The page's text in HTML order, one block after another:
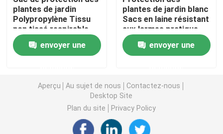
Tissu industriel à usage lourd
Essuie-glaces pour les services alimentaires
Seringues de cuisine jetables
plantes de jardin
Polypropylène Tissu
non tissé respirable
envoyer une
plantes de jardin blanc
Sacs en laine résistant
aux larmes pratique
envoyer une
Aperçu Au sujet de nous
Contactez-nous
Desktop Site
Plan du site
Privacy Policy